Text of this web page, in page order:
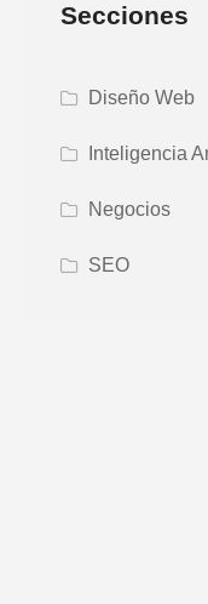
Secciones
Diseño Web
Inteligencia
Negocios
SEO